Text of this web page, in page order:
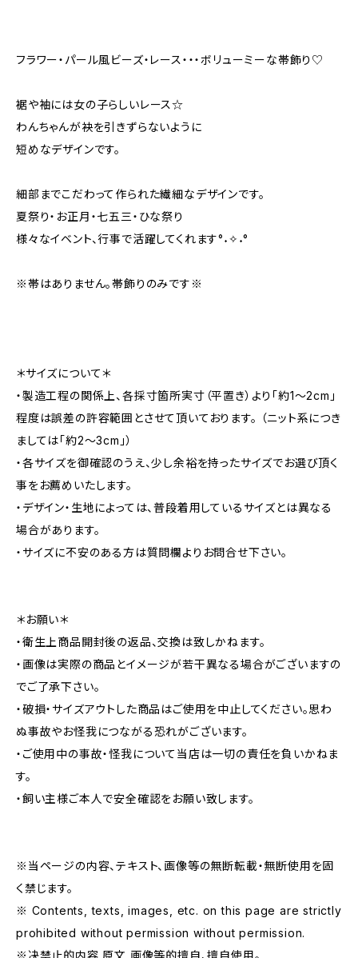
フラワー・パール風ビーズ・レース・・・ボリューミーな帯飾り♡
裾や袖には女の子らしいレース☆
わんちゃんが袂を引きずらないように
短めなデザインです。
細部までこだわって作られた繊細なデザインです。
夏祭り・お正月・七五三・ひな祭り
様々なイベント、行事で活躍してくれます°˖✧˖°
※帯はありません。帯飾りのみです※
＊サイズについて＊
・製造工程の関係上、各採寸箇所実寸（平置き）より「約1～2cm」
程度は誤差の許容範囲とさせて頂いております。 （ニット系につき
ましては「約2～3cm」）
・各サイズを御確認のうえ、少し余裕を持ったサイズでお選び頂く
事をお薦めいたします。
・デザイン・生地によっては、普段着用しているサイズとは異なる
場合があります。
・サイズに不安のある方は質問欄よりお問合せ下さい。
＊お願い＊
・衛生上商品開封後の返品、交換は致しかねます。
・画像は実際の商品とイメージが若干異なる場合がございますの
でご了承下さい。
・破損・サイズアウトした商品はご使用を中止してください。思わ
ぬ事故やお怪我につながる恐れがございます。
・ご使用中の事故・怪我について当店は一切の責任を負いかねま
す。
・飼い主様ご本人で安全確認をお願い致します。
※当ページの内容、テキスト、画像等の無断転載・無断使用を固
く禁じます。
※ Contents, texts, images, etc. on this page are strictly
prohibited without permission without permission.
※决禁止的内容,原文,画像等的擅自、擅自使用。